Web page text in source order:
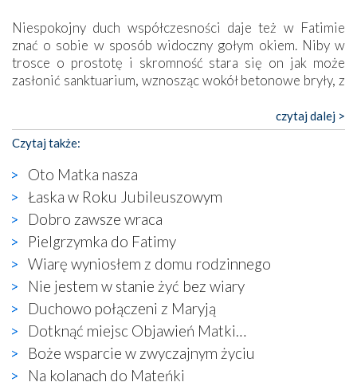
Niespokojny duch współczesności daje też w Fatimie
znać o sobie w sposób widoczny gołym okiem. Niby w
trosce o prostotę i skromność stara się on jak może
zasłonić sanktuarium, wznosząc wokół betonowe bryły, z
katolickiego kultu. Tylko co wspólnego z żywą,
autentyczną wiarą mogą mieć płaskie, szare bunkry albo
kaplice, w których Tabernakulum przypomina bardziej
skrzynkę na narzędzia? Albo co powiedzieć o ustawionym
tuż przy nowej bazylice wielkim krzyżu, na którym
zamiast Chrystusa umieszczono dziwaczną postać jakby
wyjętą ze starożytnych hieroglifów? W kulturowym
kontekście naszych czasów to raczej karykatura niż godny
wizerunek Zbawiciela…
Zatem nawet w bezpośrednim otoczeniu sanktuarium
naocznie przekonaliśmy się, że wewnątrz Kościoła toczy
się ogromna walka o kształt katolicyzmu i o serca
wierzących. Do czego to zmaganie może prowadzić,
widzieliśmy w urokliwym, niewielkim mieście Obidos,
gdzie w miejscu dawnego kościoła działa dzisiaj…
księgarnia.
czytaj dalej >
Czytaj także:
Oto Matka nasza
Łaska w Roku Jubileuszowym
Dobro zawsze wraca
Pielgrzymka do Fatimy
Wiarę wyniosłem z domu rodzinnego
Nie jestem w stanie żyć bez wiary
Duchowo połączeni z Maryją
Dotknąć miejsc Objawień Matki…
Boże wsparcie w zwyczajnym życiu
Na kolanach do Mateńki